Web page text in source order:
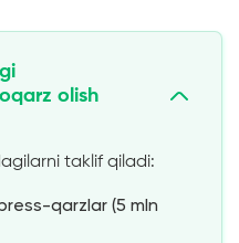
olish
taklif qiladi:
qarzlar (5 mln